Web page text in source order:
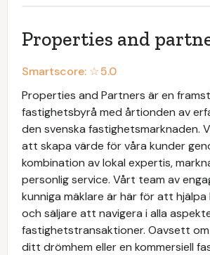
Properties and
Smartscore: ☆5.0
Properties and Partners är en
fastighetsbyrå med årtionden av
den svenska fastighetsmarknaden.
att skapa värde för våra kunder
kombination av lokal expertis,
personlig service. Vårt team av
kunniga mäklare är här för att
och säljare att navigera i alla
fastighetstransaktioner. Oavsett
ditt drömhem eller en kommersiell